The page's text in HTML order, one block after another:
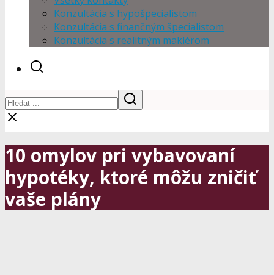
Konzultácia s hypošpecialistom
Konzultácia s finančným špecialistom
Konzultácia s realitným maklérom
10 omylov pri vybavovaní
hypotéky, ktoré môžu zničiť
vaše plány